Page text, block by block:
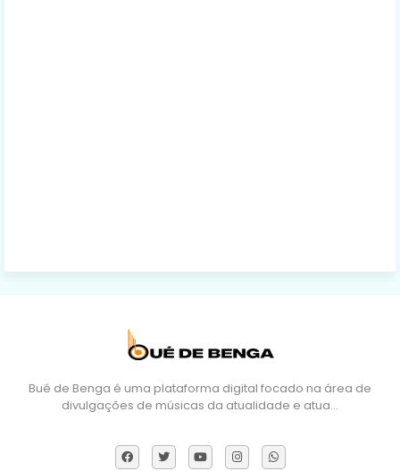
Bué de Benga é uma plataforma digital focado na área de
divulgações de músicas da atualidade e atua…